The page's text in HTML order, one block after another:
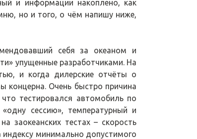
и информации накоплено, как
но и того, о чём напишу ниже,
себя за океаном и
упущенные разработчиками. На
и когда дилерские отчёты о
концерна. Очень быстро причина
тестировался автомобиль по
сессию», температурный и
заокеанских тестах – скорость
минимально допустимого